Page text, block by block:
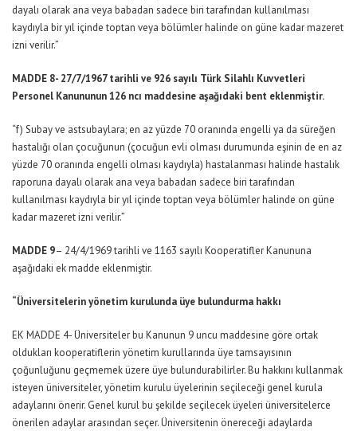
dayalı olarak ana veya babadan sadece biri tarafından kullanılması
kaydıyla bir yıl içinde toptan veya bölümler halinde on güne kadar mazeret
izni verilir.”
MADDE 8- 27/7/1967 tarihli ve 926 sayılı Türk Silahlı Kuvvetleri
Personel Kanununun 126 ncı maddesine aşağıdaki bent eklenmiştir.
“f) Subay ve astsubaylara; en az yüzde 70 oranında engelli ya da süreğen
hastalığı olan çocuğunun (çocuğun evli olması durumunda eşinin de en az
yüzde 70 oranında engelli olması kaydıyla) hastalanması halinde hastalık
raporuna dayalı olarak ana veya babadan sadece biri tarafından
kullanılması kaydıyla bir yıl içinde toptan veya bölümler halinde on güne
kadar mazeret izni verilir.”
MADDE 9– 24/4/1969 tarihli ve 1163 sayılı Kooperatifler Kanununa
aşağıdaki ek madde eklenmiştir.
“Üniversitelerin yönetim kurulunda üye bulundurma hakkı
EK MADDE 4- Üniversiteler bu Kanunun 9 uncu maddesine göre ortak
oldukları kooperatiflerin yönetim kurullarında üye tamsayısının
çoğunluğunu geçmemek üzere üye bulundurabilirler. Bu hakkını kullanmak
isteyen üniversiteler, yönetim kurulu üyelerinin seçileceği genel kurula
adaylarını önerir. Genel kurul bu şekilde seçilecek üyeleri üniversitelerce
önerilen adaylar arasından seçer. Üniversitenin önereceği adaylarda